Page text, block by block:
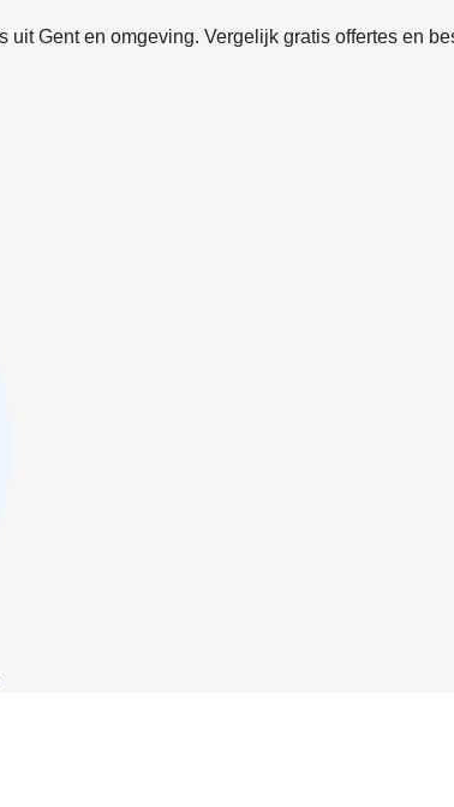
Gent en omgeving. Vergelijk gratis offertes en